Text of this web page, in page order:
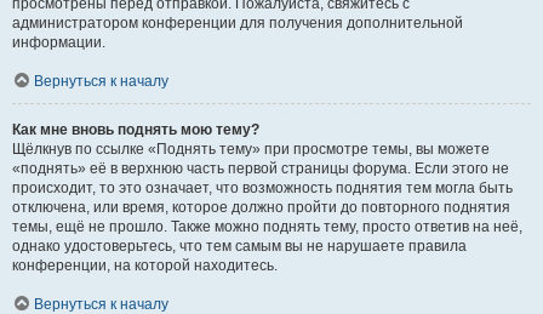
просмотрены перед отправкой. Пожалуйста, свяжитесь с
администратором конференции для получения дополнительной
информации.
Вернуться к началу
Как мне вновь поднять мою тему?
Щёлкнув по ссылке «Поднять тему» при просмотре темы, вы можете
«поднять» её в верхнюю часть первой страницы форума. Если этого не
происходит, то это означает, что возможность поднятия тем могла быть
отключена, или время, которое должно пройти до повторного поднятия
темы, ещё не прошло. Также можно поднять тему, просто ответив на неё,
однако удостоверьтесь, что тем самым вы не нарушаете правила
конференции, на которой находитесь.
Вернуться к началу